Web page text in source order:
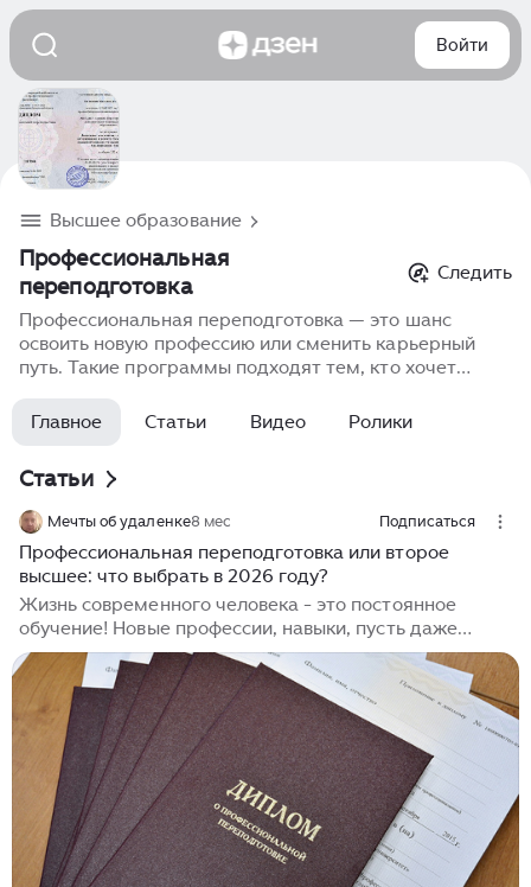
Войти
Высшее образование
Профессиональная
переподготовка
Следить
Профессиональная переподготовка — это шанс
освоить новую профессию или сменить карьерный
путь. Такие программы подходят тем, кто хочет
изменить сферу деятельности. Узнайте, какие
направления доступны, как выбрать подходящую
Профессиональная переподготовка помогает стать
конкурентоспособным на рынке труда и реализовать
свои амбиции.
Главное Статьи Видео Ролики
Статьи
Мечты об удаленке8 мес Подписаться
Профессиональная переподготовка или второе
высшее: что выбрать в 2026 году?
Жизнь современного человека - это постоянное
обучение! Новые профессии, навыки, пусть даже
небольшие, но позволяющие всего за несколько
месяцев уйти в другую сферу экономики и начать там
зарабатывать/подрабатывать деньги. Это раньше
наши с вами бабушки и дедушки получали одну
профессию и она кормила их всю жизнь. Сейчас так
уже не получается. Стремительные изменения на
рынке труда, появление новых профессий и
необходимость постоянного развития заставляют все
больше людей задумываться о получении
дополнительного образования...